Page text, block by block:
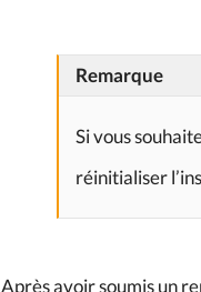
Remarque
Si vous
réinitialiser
Après avoir soumis un